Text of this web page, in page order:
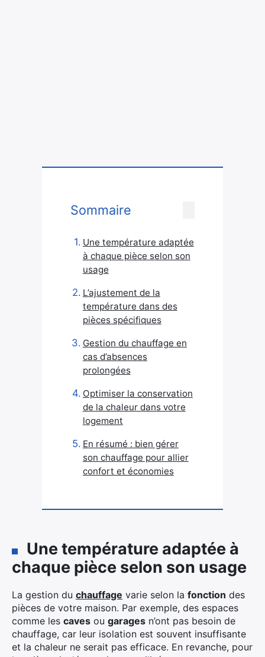
Sommaire
Une température adaptée
à chaque pièce selon son
usage
L’ajustement de la
température dans des
pièces spécifiques
Gestion du chauffage en
cas d’absences
prolongées
Optimiser la conservation
de la chaleur dans votre
logement
En résumé : bien gérer
son chauffage pour allier
confort et économies
Une température adaptée à
chaque pièce selon son usage
La gestion du chauffage varie selon la fonction des
pièces de votre maison. Par exemple, des espaces
comme les caves ou garages n’ont pas besoin de
chauffage, car leur isolation est souvent insuffisante
et la chaleur ne serait pas efficace. En revanche, pour